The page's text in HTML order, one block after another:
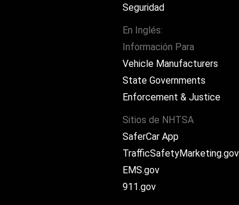
Seguridad
En Inglés:
Información Para
Vehicle Manufacturers
State Governments
Enforcement & Justice
Sitios de NHTSA
SaferCar App
TrafficSafetyMarketing.gov
EMS.gov
911.gov